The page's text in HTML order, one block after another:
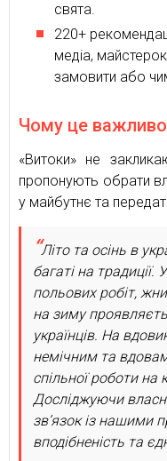
свята.
220+
медіа,
замовити або
Чому це
«Витоки» не
пропонують обрати
у майбутнє та
Літо та осінь в
багаті на традиції.
польових робіт,
на зиму
українців. На
немічним та
спільної роботи на
Досліджуючи
зв’язок із нашими
вподібненість та